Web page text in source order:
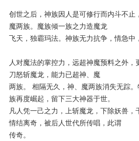
创世之后，神族因人是可修行而内斗不止
魔两族。魔族倾一族之力造魔龙
飞天，独霸玛法。神族无力抗争，情急中
人对魔法的掌控力，远超神魔预料之外，
刀怒斩魔龙，能力已超神、魔
两族。 相隔无久，神、魔两族消失无踪
族再度崛起，留下三大神器于世。
凡人凭一己之力，上斩魔龙，下除妖兽，
情结离奇，被后人世代所传唱，此谓
传奇。